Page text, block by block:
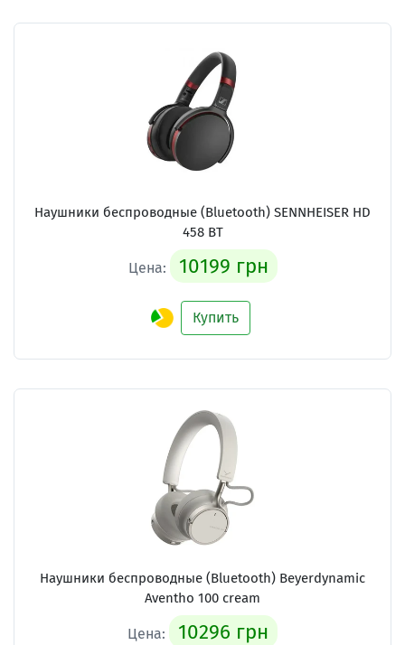
Наушники беспроводные (Bluetooth) SENNHEISER HD
458 BT
Цена: 10199 грн
Купить
Наушники беспроводные (Bluetooth) Beyerdynamic
Aventho 100 cream
Цена: 10296 грн